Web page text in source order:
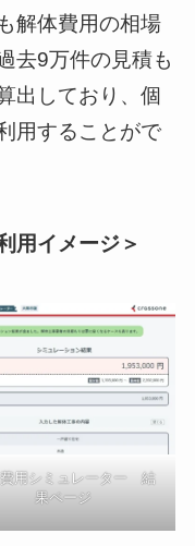
解体費用の相場
去9万件の見積も
出しており、個
用することがで
用イメージ＞
用シミュレーター 結
果ページ